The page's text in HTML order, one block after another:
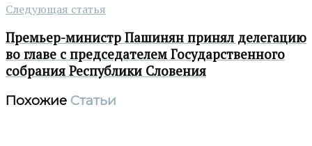
Следующая статья
Премьер-министр Пашинян принял делегацию
во главе с председателем Государственного
собрания Республики Словения
Похожие Статьи